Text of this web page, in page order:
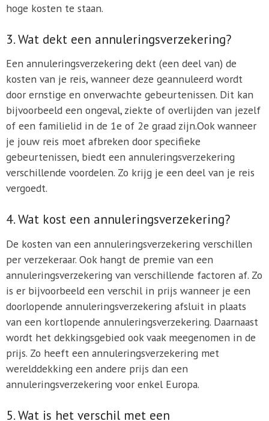
hoge kosten te staan.
3. Wat dekt een annuleringsverzekering?
Een annuleringsverzekering dekt (een deel van) de
kosten van je reis, wanneer deze geannuleerd wordt
door ernstige en onverwachte gebeurtenissen. Dit kan
bijvoorbeeld een ongeval, ziekte of overlijden van jezelf
of een familielid in de 1e of 2e graad zijn.Ook wanneer
je jouw reis moet afbreken door specifieke
gebeurtenissen, biedt een annuleringsverzekering
verschillende voordelen. Zo krijg je een deel van je reis
vergoedt.
4. Wat kost een annuleringsverzekering?
De kosten van een annuleringsverzekering verschillen
per verzekeraar. Ook hangt de premie van een
annuleringsverzekering van verschillende factoren af. Zo
is er bijvoorbeeld een verschil in prijs wanneer je een
doorlopende annuleringsverzekering afsluit in plaats
van een kortlopende annuleringsverzekering. Daarnaast
wordt het dekkingsgebied ook vaak meegenomen in de
prijs. Zo heeft een annuleringsverzekering met
werelddekking een andere prijs dan een
annuleringsverzekering voor enkel Europa.
5. Wat is het verschil met een